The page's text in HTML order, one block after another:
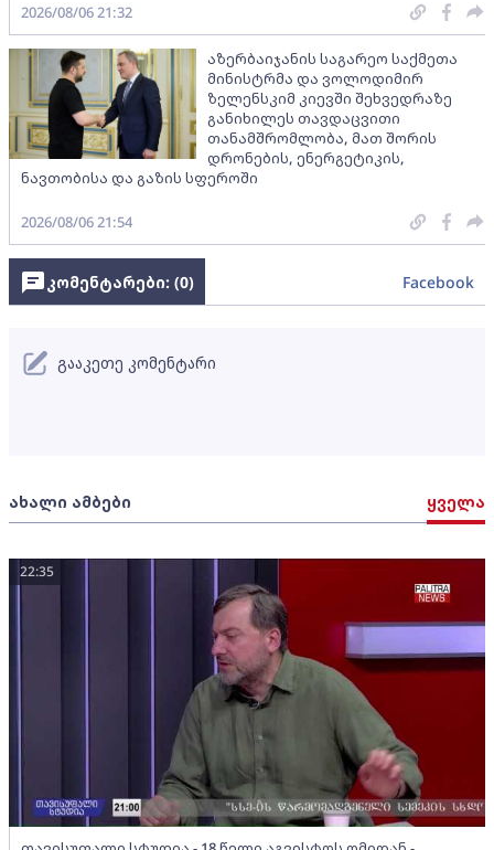
2026/08/06 21:32
აზერბაიჯანის საგარეო საქმეთა
მინისტრმა და ვოლოდიმირ
ზელენსკიმ კიევში შეხვედრაზე
განიხილეს თავდაცვითი
თანამშრომლობა, მათ შორის
დრონების, ენერგეტიკის,
ნავთობისა და გაზის სფეროში
2026/08/06 21:54
ახალი ამბები ყველა
22:35
კომენტარები: (0) Facebook
გააკეთე კომენტარი